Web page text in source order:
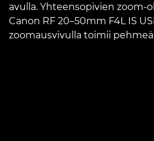
avulla. Yhteensopivien zoom-
Canon RF 20–50mm F4L IS
zoomausvivulla toimii